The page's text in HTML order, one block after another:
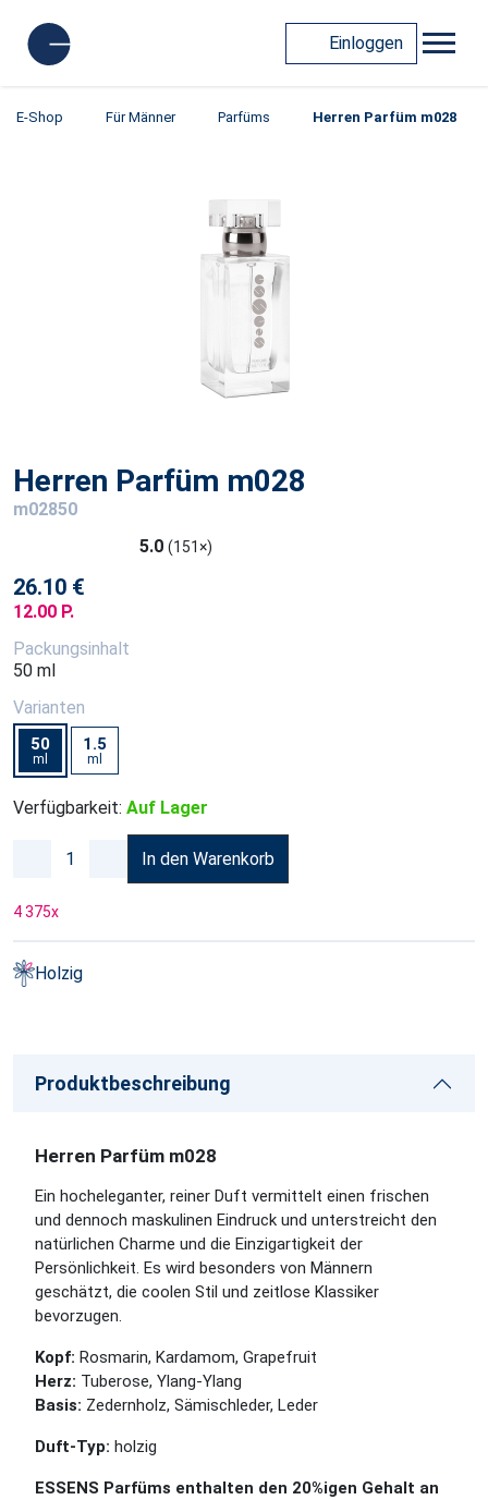
Einloggen
E-Shop Für Männer Parfüms Herren Parfüm m028
Herren Parfüm m028
m02850
5.0 (151×)
26.10 €
12.00 P.
Packungsinhalt
50 ml
Varianten
50
ml
1.5
ml
Verfügbarkeit: Auf Lager
In den Warenkorb
4 375x
Holzig
Produktbeschreibung
Herren Parfüm m028
Ein hocheleganter, reiner Duft vermittelt einen frischen
und dennoch maskulinen Eindruck und unterstreicht den
natürlichen Charme und die Einzigartigkeit der
Persönlichkeit. Es wird besonders von Männern
geschätzt, die coolen Stil und zeitlose Klassiker
bevorzugen.
Kopf: Rosmarin, Kardamom, Grapefruit
Herz: Tuberose, Ylang-Ylang
Basis: Zedernholz, Sämischleder, Leder
Duft-Typ: holzig
ESSENS Parfüms enthalten den 20%igen Gehalt an